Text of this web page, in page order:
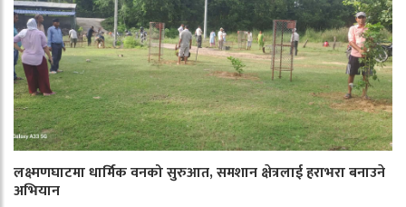
लक्ष्मणघाटमा धार्मिक वनको सुरुआत, समशान क्षेत्रलाई हराभरा बनाउने
अभियान